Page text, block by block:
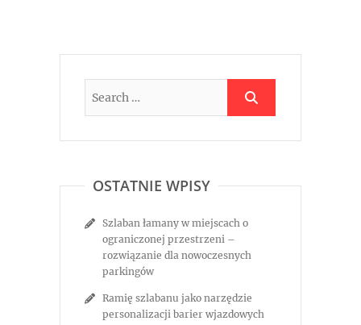
OSTATNIE WPISY
Szlaban łamany w miejscach o
ograniczonej przestrzeni –
rozwiązanie dla nowoczesnych
parkingów
Ramię szlabanu jako narzędzie
personalizacji barier wjazdowych